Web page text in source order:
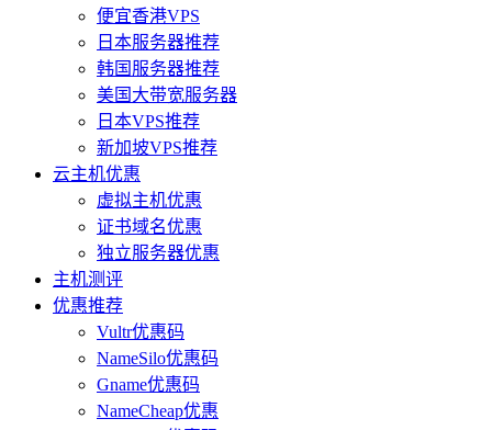
便宜香港VPS
日本服务器推荐
韩国服务器推荐
美国大带宽服务器
日本VPS推荐
新加坡VPS推荐
云主机优惠
虚拟主机优惠
证书域名优惠
独立服务器优惠
主机测评
优惠推荐
Vultr优惠码
NameSilo优惠码
Gname优惠码
NameCheap优惠